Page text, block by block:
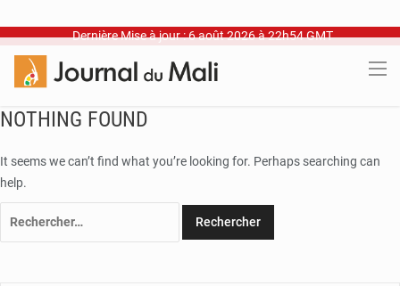
Dernière Mise à jour : 6 août 2026 à 22h54 GMT
NOTHING FOUND
It seems we can’t find what you’re looking for. Perhaps searching can
help.